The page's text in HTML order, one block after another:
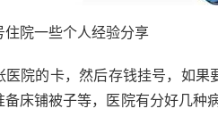
住院一些个人经验分享
医院的卡，然后存钱挂号，如
备床铺被子等，医院有分好几种